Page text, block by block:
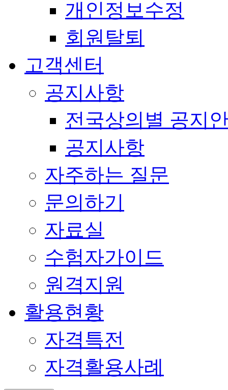
개인정보수정
회원탈퇴
고객센터
공지사항
전국상의별 공지
공지사항
자주하는 질문
문의하기
자료실
수험자가이드
원격지원
활용현황
자격특전
자격활용사례